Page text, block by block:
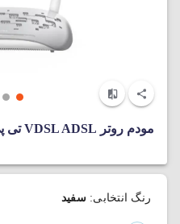
مودم روتر VDSL ADSL تی پی لینک مدل TD W9950
رنگ انتخابی:سفید